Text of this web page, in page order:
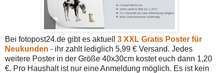
Bei fotopost24.de gibt es aktuell 3 XXL Gratis Poster für
Neukunden - ihr zahlt lediglich 5,99 € Versand. Jedes
weitere Poster in der Größe 40x30cm kostet euch dann 1,20
€. Pro Haushalt ist nur eine Anmeldung möglich. Es ist kein